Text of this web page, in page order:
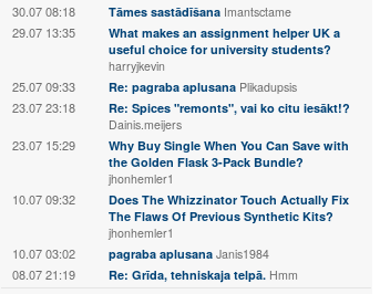
30.07 08:18 Tāmes sastādīšana Imantsctame
29.07 13:35
What makes an assignment helper UK a
useful choice for university students?
harryjkevin
25.07 09:33 Re: pagraba aplusana Plikadupsis
23.07 23:18
Re: Spices "remonts", vai ko citu iesākt!?
Dainis.meijers
23.07 15:29
Why Buy Single When You Can Save with
the Golden Flask 3-Pack Bundle?
jhonhemler1
10.07 09:32
Does The Whizzinator Touch Actually Fix
The Flaws Of Previous Synthetic Kits?
jhonhemler1
10.07 03:02 pagraba aplusana Janis1984
08.07 21:19 Re: Grīda, tehniskaja telpā. Hmm